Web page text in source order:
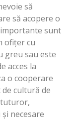
să
să acopere o
importante sunt
ofiţer cu
greu sau este
acces la
o cooperare
cultură de
necesare